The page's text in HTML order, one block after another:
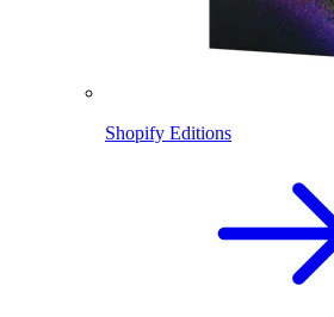
Shopify Editions